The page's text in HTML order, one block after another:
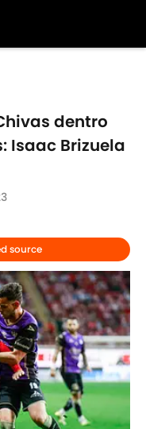
dentro
Isaac Brizuela
source